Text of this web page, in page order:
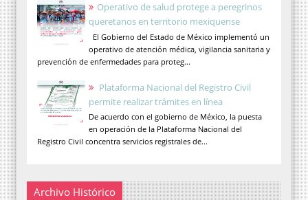
Operativo de salud protege a peregrinos
queretanos en territorio mexiquense
El Gobierno del Estado de México implementó un
operativo de atención médica, vigilancia sanitaria y
prevención de enfermedades para proteg...
Plataforma Nacional del Registro Civil
permite realizar trámites en línea
De acuerdo con el gobierno de México, la puesta
en operación de la Plataforma Nacional del
Registro Civil concentra servicios registrales de...
Archivo Histórico